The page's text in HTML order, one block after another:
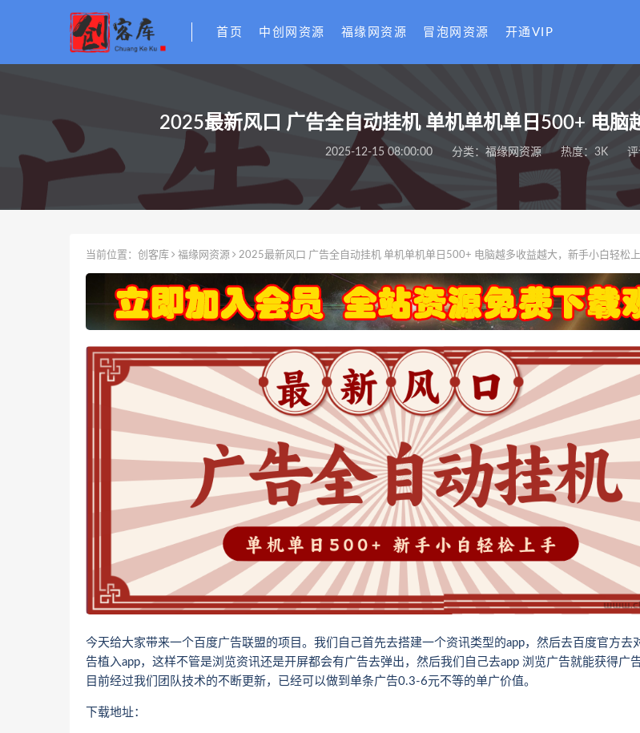
首页 中创网资源 福缘网资源 冒泡网资源 开通VIP
2025最新风口 广告全自动挂机 单机单机单日500+ 电脑
2025-12-15 08:00:00 分类： 福缘网资源 热度：3K 评
当前位置： 创客库 福缘网资源 2025最新风口 广告全自动挂机 单机单机单日500+ 电脑越多收益越大，新手小白轻松
今天给大家带来一个百度广告联盟的项目。我们自己首先去搭建一个资讯类型的app，然后去百度官方去
告植入app，这样不管是浏览资讯还是开屏都会有广告去弹出，然后我们自己去app 浏览广告就能获得广
目前经过我们团队技术的不断更新，已经可以做到单条广告0.3-6元不等的单广价值。
下载地址：